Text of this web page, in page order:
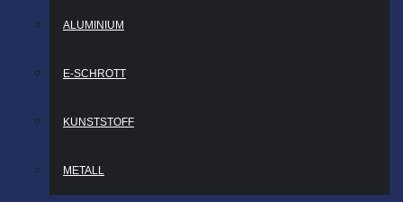
ALUMINIUM
E-SCHROTT
KUNSTSTOFF
METALL